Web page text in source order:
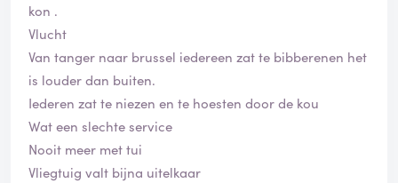
kon .
Vlucht
Van tanger naar brussel iedereen zat te bibberenen het
is louder dan buiten.
Iederen zat te niezen en te hoesten door de kou
Wat een slechte service
Nooit meer met tui
Vliegtuig valt bijna uitelkaar